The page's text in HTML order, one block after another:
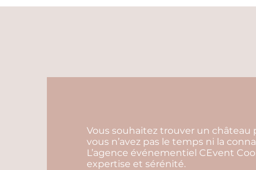
Vous souhaitez trouver un château
vous n’avez pas le temps ni la
L’agence événementiel CEvent
expertise et sérénité.